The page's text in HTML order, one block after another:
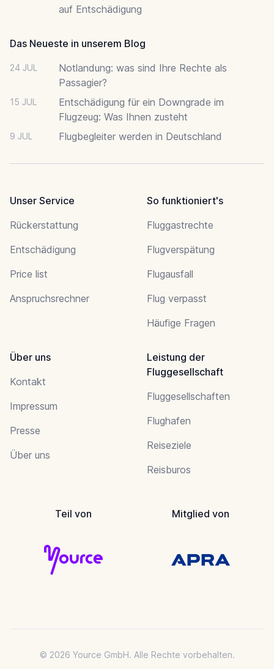
auf Entschädigung
Das Neueste in unserem Blog
24 JUL
Notlandung: was sind Ihre Rechte als
Passagier?
15 JUL
Entschädigung für ein Downgrade im
Flugzeug: Was Ihnen zusteht
9 JUL Flugbegleiter werden in Deutschland
Unser Service
Rückerstattung
Entschädigung
Price list
Anspruchsrechner
So funktioniert's
Fluggastrechte
Flugverspätung
Flugausfall
Flug verpasst
Häufige Fragen
Über uns
Kontakt
Impressum
Presse
Über uns
Leistung der
Fluggesellschaft
Fluggesellschaften
Flughafen
Reiseziele
Reisburos
Teil von Mitglied von
© 2026 Yource GmbH. Alle Rechte vorbehalten.